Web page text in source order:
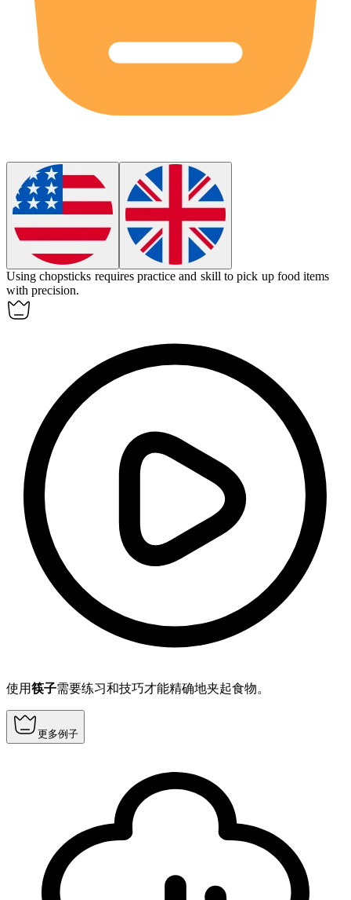
Using chopsticks requires practice and skill to pick up food items
with precision.
使用筷子需要练习和技巧才能精确地夹起食物。
更多例子